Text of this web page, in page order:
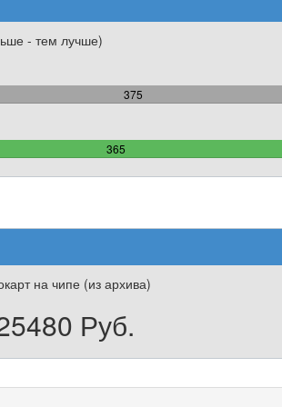
- тем лучше)
375
100%
365
97.333333333333%
на чипе (из архива)
Руб.